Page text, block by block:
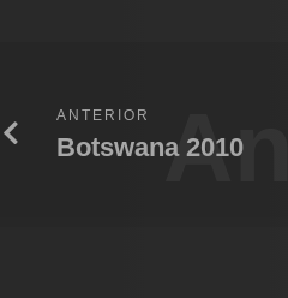
ANTERIOR
Botswana 2010